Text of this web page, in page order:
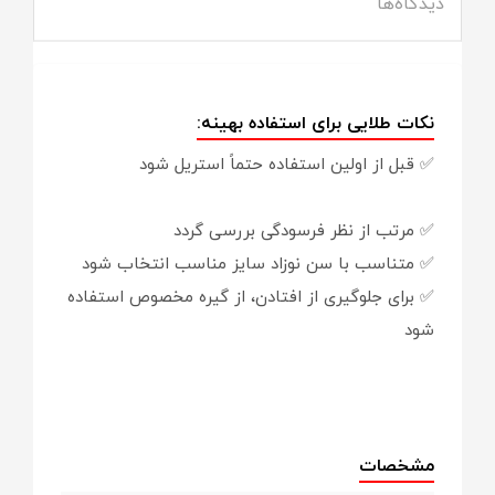
نکات طلایی برای استفاده بهینه:
✅ قبل از اولین استفاده حتماً استریل شود
✅ مرتب از نظر فرسودگی بررسی گردد
✅ متناسب با سن نوزاد سایز مناسب انتخاب شود
✅ برای جلوگیری از افتادن، از گیره مخصوص استفاده
شود
مشخصات